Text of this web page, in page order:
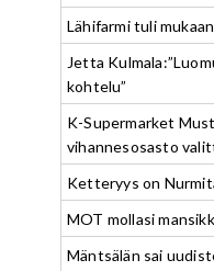
Lähifarmi tuli
Jetta
kohtelu”
K-Supermarket
vihannesosasto
Ketteryys on
MOT mollasi
Mäntsälän sai